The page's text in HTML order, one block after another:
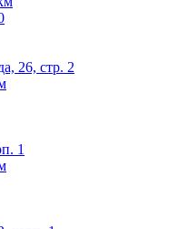
26, стр. 2
1